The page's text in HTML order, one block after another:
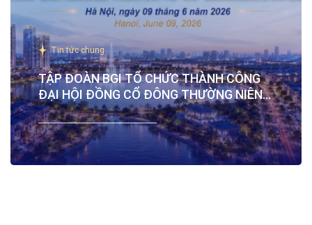
Tin tức chung
TẬP ĐOÀN BGI TỔ CHỨC THÀNH CÔNG
ĐẠI HỘI ĐỒNG CỔ ĐÔNG THƯỜNG NIÊN
NĂM 2026